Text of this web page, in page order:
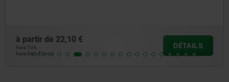
à partir de 22,10 €
hors TVA
hors frais d’envoi
DÉTAILS